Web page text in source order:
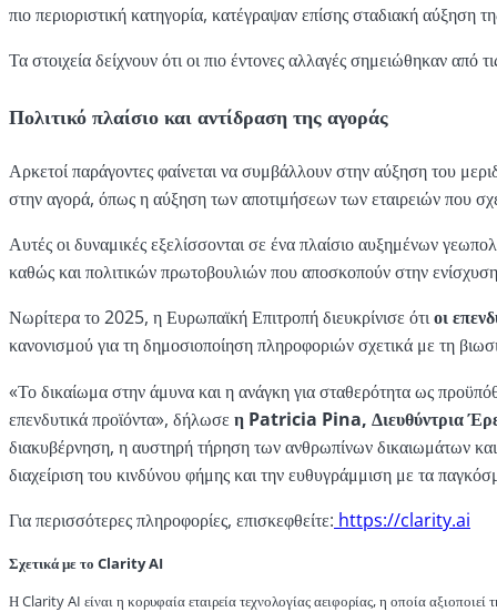
πιο περιοριστική κατηγορία, κατέγραψαν επίσης σταδιακή αύξηση
Τα στοιχεία δείχνουν ότι οι πιο έντονες αλλαγές σημειώθηκαν
Πολιτικό πλαίσιο και αντίδραση της αγοράς
Αρκετοί παράγοντες φαίνεται να συμβάλλουν στην αύξηση του
στην αγορά, όπως η αύξηση των αποτιμήσεων των εταιρειών που
Αυτές οι δυναμικές εξελίσσονται σε ένα πλαίσιο αυξημένων
καθώς και πολιτικών πρωτοβουλιών που αποσκοπούν στην
Νωρίτερα το 2025, η Ευρωπαϊκή Επιτροπή διευκρίνισε ότιοι
κανονισμού για τη δημοσιοποίηση πληροφοριών σχετικά με τη
«Το δικαίωμα στην άμυνα και η ανάγκη για σταθερότητα ως
επενδυτικά προϊόντα», δήλωσε η Patricia Pina, Διευθύντρια
διακυβέρνηση, η αυστηρή τήρηση των ανθρωπίνων δικαιωμάτων
διαχείριση του κινδύνου φήμης και την ευθυγράμμιση με τα
Για περισσότερες πληροφορίες, επισκεφθείτε: https://clarity.ai
Σχετικά με το Clarity AI
Η Clarity AI είναι η κορυφαία εταιρεία τεχνολογίας αειφορίας, η οποία αξιοποιεί